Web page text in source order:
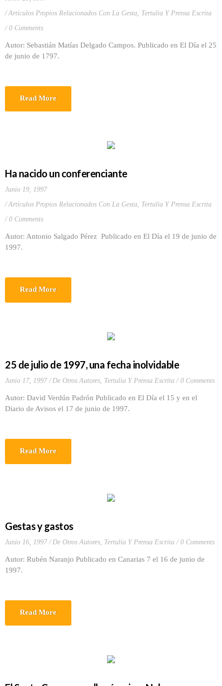
Artículos Propios Relacionados Con La Gesta, Tertulia Y Prensa Escrita
0 Comments
Autor: Sebastián Matías Delgado Campos. Publicado en El Día el 25
de junio de 1797.
Read More
Ha nacido un conferenciante
Junio 19, 1997
Artículos Propios Relacionados Con La Gesta, Tertulia Y Prensa Escrita
0 Comments
Autor: Antonio Salgado Pérez Publicado en El Día el 19 de junio de
1997.
Read More
25 de julio de 1997, una fecha inolvidable
Junio 17, 1997 De Otros Autores, Tertulia Y Prensa Escrita 0 Comments
Autor: David Verdún Padrón Publicado en El Día el 15 y en el
Diario de Avisos el 17 de junio de 1997.
Read More
Gestas y gastos
Junio 16, 1997 De Otros Autores, Tertulia Y Prensa Escrita 0 Comments
Autor: Rubén Naranjo Publicado en Canarias 7 el 16 de junio de
1997.
Read More